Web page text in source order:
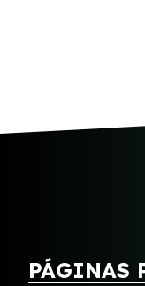
PÁGINAS